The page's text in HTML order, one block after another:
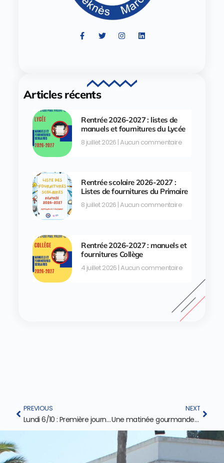
Articles récents
Rentrée 2026-2027 : listes de
manuels et fournitures du Lycée
8 juillet 2026 Aucun commentaire
Rentrée scolaire 2026-2027 :
Listes de fournitures du Primaire
8 juillet 2026 Aucun commentaire
Rentrée 2026-2027 : manuels et
fournitures Collège
4 juillet 2026 Aucun commentaire
PREVIOUS
Lundi 6/10 : Première journée de la Semaine du Goût à la maternelle du LPV
NEXT
Une matinée gourmande et conviviale à la maternelle et au CP